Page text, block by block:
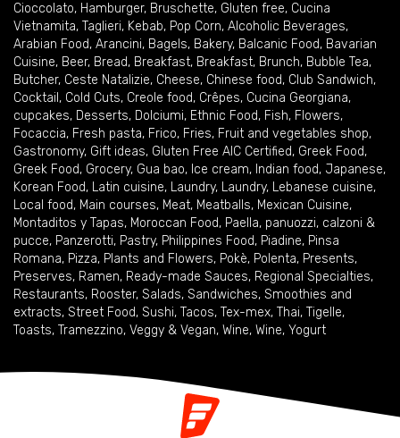
Cioccolato, Hamburger, Bruschette, Gluten free, Cucina
Vietnamita, Taglieri, Kebab, Pop Corn, Alcoholic Beverages,
Arabian Food, Arancini, Bagels, Bakery, Balcanic Food, Bavarian
Cuisine, Beer, Bread, Breakfast, Breakfast, Brunch, Bubble Tea,
Butcher, Ceste Natalizie, Cheese, Chinese food, Club Sandwich,
Cocktail , Cold Cuts, Creole food, Crêpes, Cucina Georgiana,
cupcakes, Desserts, Dolciumi, Ethnic Food, Fish, Flowers,
Focaccia, Fresh pasta, Frico, Fries, Fruit and vegetables shop,
Gastronomy, Gift ideas, Gluten Free AIC Certified, Greek Food,
Greek Food, Grocery, Gua bao, Ice cream, Indian food, Japanese,
Korean Food, Latin cuisine, Laundry, Laundry, Lebanese cuisine,
Local food, Main courses, Meat, Meatballs, Mexican Cuisine,
Montaditos y Tapas, Moroccan Food, Paella, panuozzi, calzoni &
pucce, Panzerotti, Pastry, Philippines Food, Piadine, Pinsa
Romana, Pizza, Plants and Flowers, Pokè, Polenta, Presents,
Preserves, Ramen, Ready-made Sauces, Regional Specialties,
Restaurants, Rooster, Salads, Sandwiches, Smoothies and
extracts, Street Food, Sushi, Tacos, Tex-mex, Thai, Tigelle,
Toasts, Tramezzino, Veggy & Vegan, Wine, Wine, Yogurt